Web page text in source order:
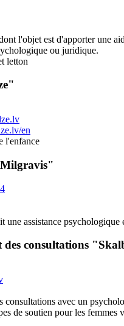
l'objet est d'apporter une
ou juridique.
letton
en
l'enfance
assistance psychologique
des consultations
consultations avec un
de soutien pour les femmes